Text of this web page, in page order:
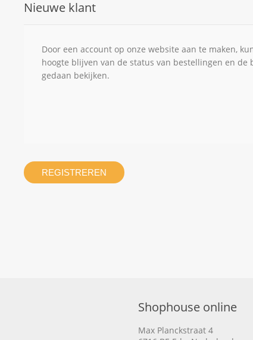
Nieuwe klant
Door een account op onze website aan te maken,
hoogte blijven van de status van bestellingen en
gedaan bekijken.
REGISTREREN
Shophouse online
Max Planckstraat 4